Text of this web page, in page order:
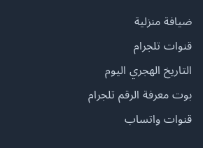
ضيافة منزلية
قنوات تلجرام
التاريخ الهجري اليوم
بوت معرفة الرقم تلجرام
قنوات واتساب